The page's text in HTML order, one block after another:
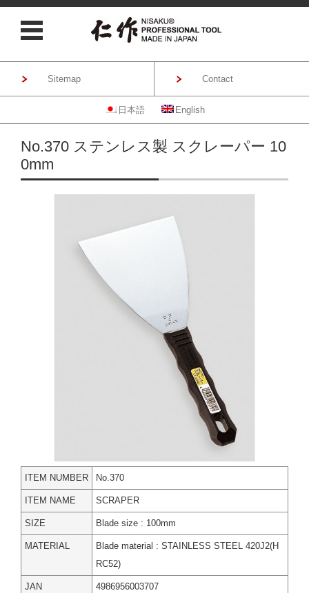
Sitemap Contact
日本語
English
Skip to content
No.370 ステンレス製 スクレーパー 10
0mm
ITEM NUMBER No.370
ITEM NAME SCRAPER
SIZE Blade size : 100mm
MATERIAL
Blade material : STAINLESS STEEL 420J2(H
RC52)
JAN 4986956003707